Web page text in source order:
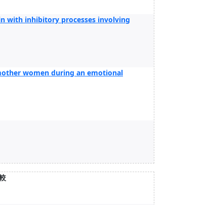
with inhibitory processes involving
women during an emotional